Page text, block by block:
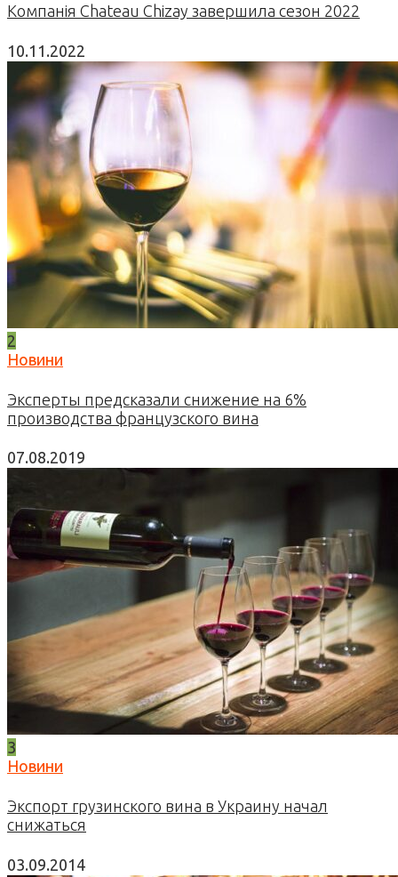
Компанія Chateau Chizay завершила сезон 2022
10.11.2022
2
Новини
Эксперты предсказали снижение на 6%
производства французского вина
07.08.2019
3
Новини
Экспорт грузинского вина в Украину начал
снижаться
03.09.2014